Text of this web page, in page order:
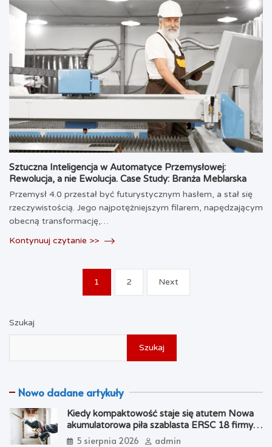
Sztuczna Inteligencja w Automatyce Przemysłowej:
Rewolucja, a nie Ewolucja. Case Study: Branża Meblarska
Przemysł 4.0 przestał być futurystycznym hasłem, a stał się
rzeczywistością. Jego najpotężniejszym filarem, napędzającym
obecną transformację,…
Kontynuuj czytanie >>
Stronicowanie
1 2 Next
Szukaj
Szukaj
Nowo dadane artykuły
Kiedy kompaktowość staje się atutem Nowa
akumulatorowa piła szablasta ERSC 18 firmy
Festool
5 sierpnia 2026 admin